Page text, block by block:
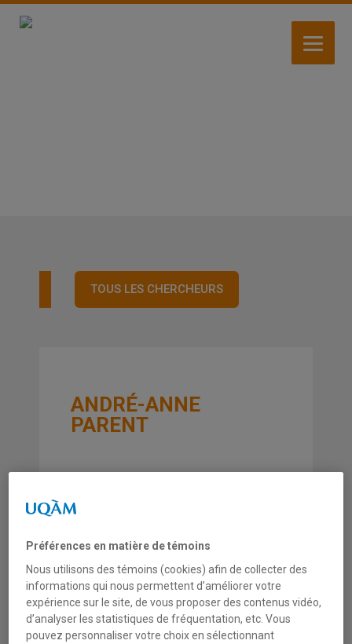
Aller
TOUS LES CHERCHEURS
ANDRÉ-ANNE
PARENT
Téléphone:(514) 343-6111 p.38944
andre-anne.parent@umontreal.ca
Préférences en matière de témoins
Nous utilisons des témoins (cookies) afin de collecter des
informations qui nous permettent d’améliorer votre
expérience sur le site, de vous proposer des contenus vidéo,
d’analyser les statistiques de fréquentation, etc. Vous
pouvez personnaliser votre choix en sélectionnant